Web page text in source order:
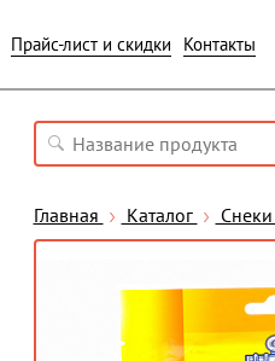
Прайс-лист и скидки Контакты
Главная Каталог Снеки